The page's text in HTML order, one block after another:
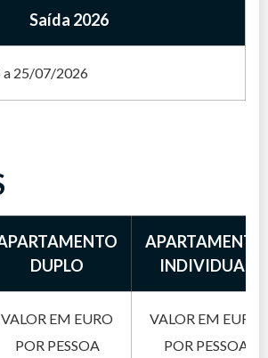
INCLUSO
vila medieval cercada por
ao hotel e pernoite em
Saída 2026
25/07/2026
DUPLO
APARTAMENTO
INDIVIDUAL
VALOR EM EURO
POR PESSOA
VALOR EM EURO
POR PESSOA